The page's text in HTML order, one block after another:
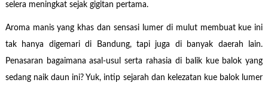
selera meningkat sejak gigitan pertama.
Aroma manis yang khas dan sensasi lumer di mulut membuat kue ini
tak hanya digemari di Bandung, tapi juga di banyak daerah lain.
Penasaran bagaimana asal-usul serta rahasia di balik kue balok yang
sedang naik daun ini? Yuk, intip sejarah dan kelezatan kue balok lumer